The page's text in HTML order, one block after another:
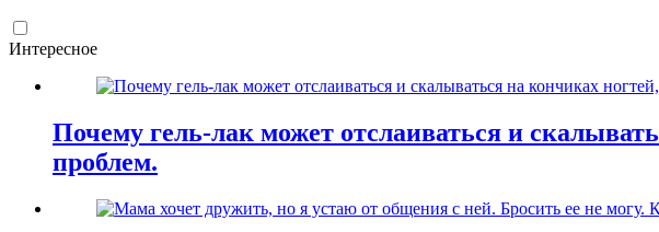
Интересное
Почему гель-лак может отслаиваться и
проблем.